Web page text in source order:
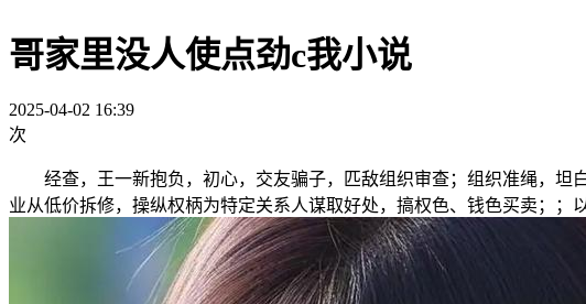
哥家里没人使点劲c我小说
2025-04-02 16:39
次
经查，王一新抱负，初心，交友骗子，匹敌组织审查；组织准绳，坦
业从低价拆修，操纵权柄为特定关系人谋取好处，搞权色、钱色买卖；；